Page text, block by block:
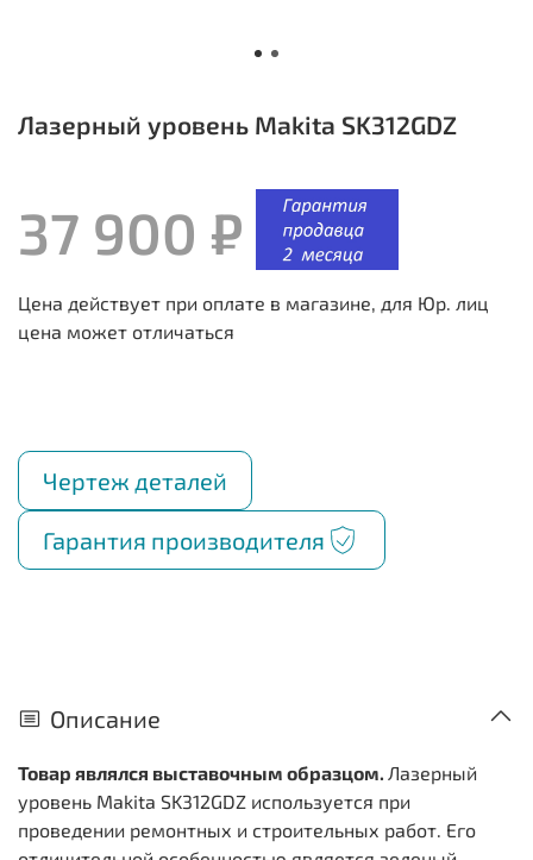
Лазерный уровень Makita SK312GDZ
37 900 ₽
Чертеж деталей
Гарантия производителя
Описание
Товар являлся выставочным образцом. Лазерный
уровень Makita SK312GDZ используется при
проведении ремонтных и строительных работ. Его